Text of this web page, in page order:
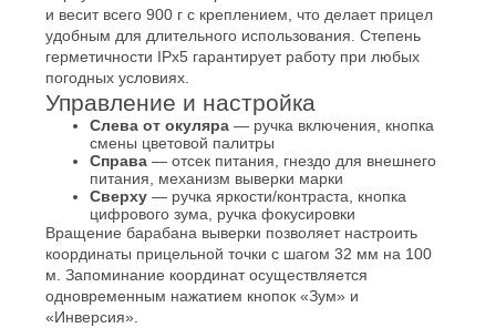
и весит всего 900 г с креплением, что делает прицел
удобным для длительного использования. Степень
герметичности IPx5 гарантирует работу при любых
погодных условиях.
Управление и настройка
Слева от окуляра — ручка включения, кнопка
смены цветовой палитры
Справа — отсек питания, гнездо для внешнего
питания, механизм выверки марки
Сверху — ручка яркости/контраста, кнопка
цифрового зума, ручка фокусировки
Вращение барабана выверки позволяет настроить
координаты прицельной точки с шагом 32 мм на 100
м. Запоминание координат осуществляется
одновременным нажатием кнопок «Зум» и
«Инверсия».